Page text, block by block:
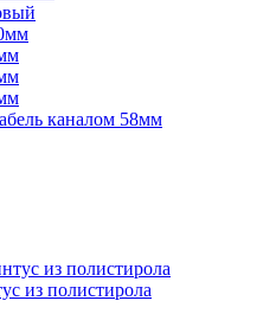
каналом 58мм
из полистирола